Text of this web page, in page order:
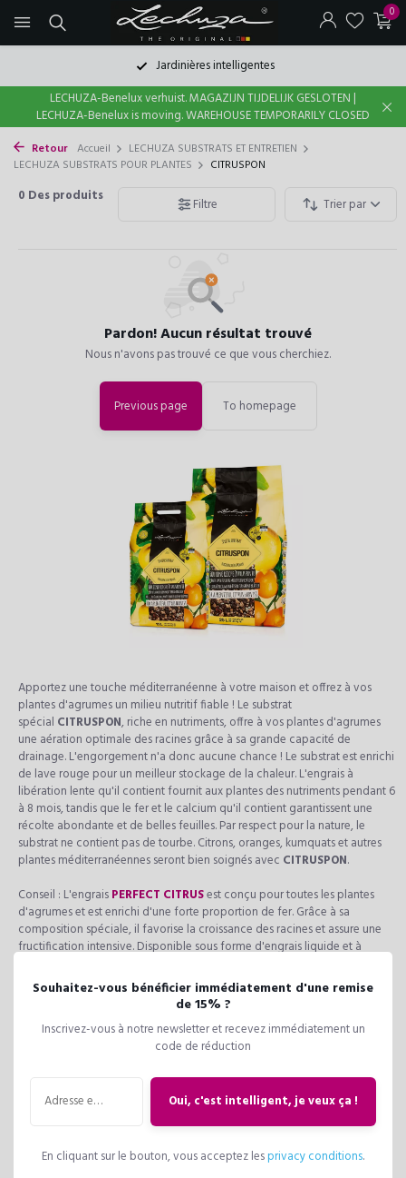
Souhaitez-vous bénéficier immédiatement d'une remise
de 15% ?
Inscrivez-vous à notre newsletter et recevez immédiatement un
code de réduction
Oui, c'est intelligent, je veux ça !
En cliquant sur le bouton, vous acceptez lesprivacy conditions.
0
Jardinières intelligentes
LECHUZA-Benelux verhuist. MAGAZIJN TIJDELIJK GESLOTEN |
LECHUZA-Benelux is moving. WAREHOUSE TEMPORARILY CLOSED
Retour Accueil
LECHUZA SUBSTRATS ET ENTRETIEN
LECHUZA SUBSTRATS POUR PLANTES
CITRUSPON
0 Des produits Filtre Trier par
Pardon! Aucun résultat trouvé
Nous n'avons pas trouvé ce que vous cherchiez.
Previous page To homepage
Apportez une touche méditerranéenne à votre maison et offrez à vos
plantes d'agrumes un milieu nutritif fiable ! Le substrat
spécial CITRUSPON, riche en nutriments, offre à vos plantes d'agrumes
une aération optimale des racines grâce à sa grande capacité de
drainage. L'engorgement n'a donc aucune chance ! Le substrat est enrichi
de lave rouge pour un meilleur stockage de la chaleur. L'engrais à
libération lente qu'il contient fournit aux plantes des nutriments pendant 6
à 8 mois, tandis que le fer et le calcium qu'il contient garantissent une
récolte abondante et de belles feuilles. Par respect pour la nature, le
substrat ne contient pas de tourbe. Citrons, oranges, kumquats et autres
plantes méditerranéennes seront bien soignés avec CITRUSPON.
Conseil : L'engraisPERFECT CITRUSest conçu pour toutes les plantes
d'agrumes et est enrichi d'une forte proportion de fer. Grâce à sa
composition spéciale, il favorise la croissance des racines et assure une
fructification intensive. Disponible sous forme d'engrais liquide et à
pierre ponce, pierre de lave, pierre de lave rouge, zéolithe,
Remarque : convient également pour l'utilisation de plantes comestibles.
recommandons d'utiliser LECHUZA-PON en couche de drainage.
Convient à toutes les plantes d'agrumes